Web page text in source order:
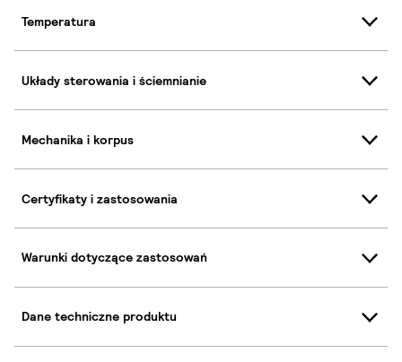
Temperatura
Układy sterowania i ściemnianie
Mechanika i korpus
Certyfikaty i zastosowania
Warunki dotyczące zastosowań
Dane techniczne produktu